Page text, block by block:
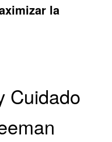
la
Cuidado